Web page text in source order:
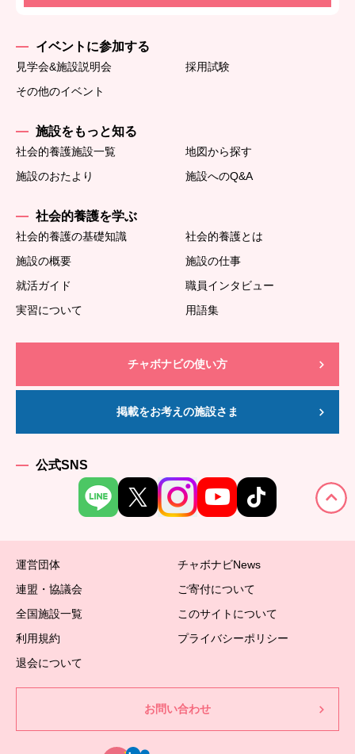
イベントに参加する
見学会&施設説明会
採用試験
その他のイベント
施設をもっと知る
社会的養護施設一覧
地図から探す
施設のおたより
施設へのQ&A
社会的養護を学ぶ
社会的養護の基礎知識
社会的養護とは
施設の概要
施設の仕事
就活ガイド
職員インタビュー
実習について
用語集
チャボナビの使い方
掲載をお考えの施設さま
公式SNS
運営団体
チャボナビNews
連盟・協議会
ご寄付について
全国施設一覧
このサイトについて
利用規約
プライバシーポリシー
退会について
お問い合わせ